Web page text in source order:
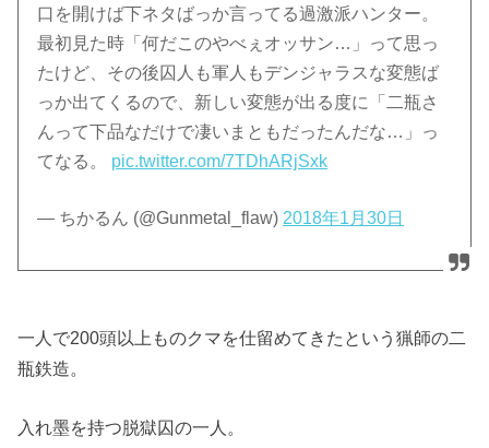
口を開けば下ネタばっか言ってる過激派ハンター。
最初見た時「何だこのやべぇオッサン…」って思っ
たけど、その後囚人も軍人もデンジャラスな変態ば
っか出てくるので、新しい変態が出る度に「二瓶さ
んって下品なだけで凄いまともだったんだな…」っ
てなる。 pic.twitter.com/7TDhARjSxk
— ちかるん (@Gunmetal_flaw)2018年1月30日
一人で200頭以上ものクマを仕留めてきたという猟師の二
瓶鉄造。
入れ墨を持つ脱獄囚の一人。